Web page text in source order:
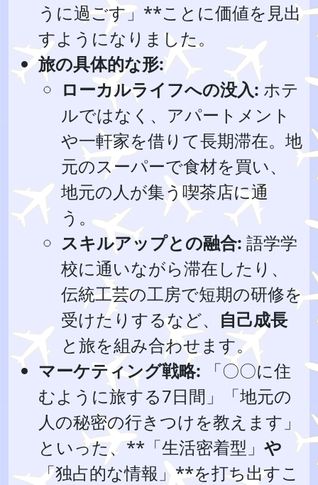
うに過ごす」**ことに価値を見出
すようになりました。
旅の具体的な形:
ローカルライフへの没入: ホテ
ルではなく、アパートメント
や一軒家を借りて長期滞在。地
元のスーパーで食材を買い、
地元の人が集う喫茶店に通
う。
スキルアップとの融合: 語学学
校に通いながら滞在したり、
伝統工芸の工房で短期の研修を
受けたりするなど、 自己成長
と旅を組み合わせます。
マーケティング戦略: 「〇〇に住
むように旅する7日間」「地元の
人の秘密の行きつけを教えます」
といった、**「生活密着型」 や
「独占的な情報」**を打ち出すこ